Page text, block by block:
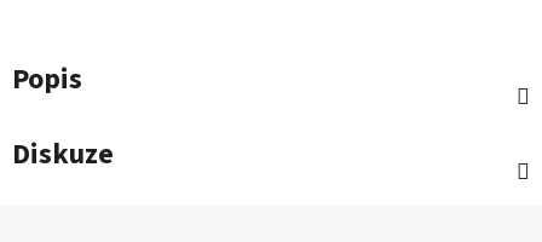
Popis
Diskuze